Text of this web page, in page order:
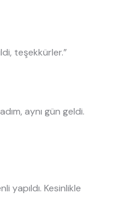
teşekkürler.”
aynı gün geldi.
yapıldı. Kesinlikle